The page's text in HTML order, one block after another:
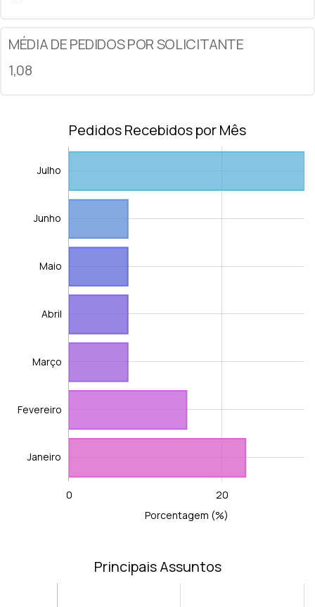
MÉDIA DE PEDIDOS POR SOLICITANTE
1,08
Pedidos Recebidos por Mês
Fevereiro
Julho
Junho
Maio
Abril
Março
Fevereiro
Janeiro
-20
-10
0
10 20
60
40
-40
Porcentagem (%)
Principais Assuntos